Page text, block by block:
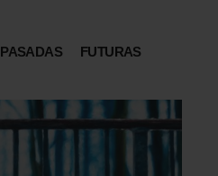
PASADAS FUTURAS